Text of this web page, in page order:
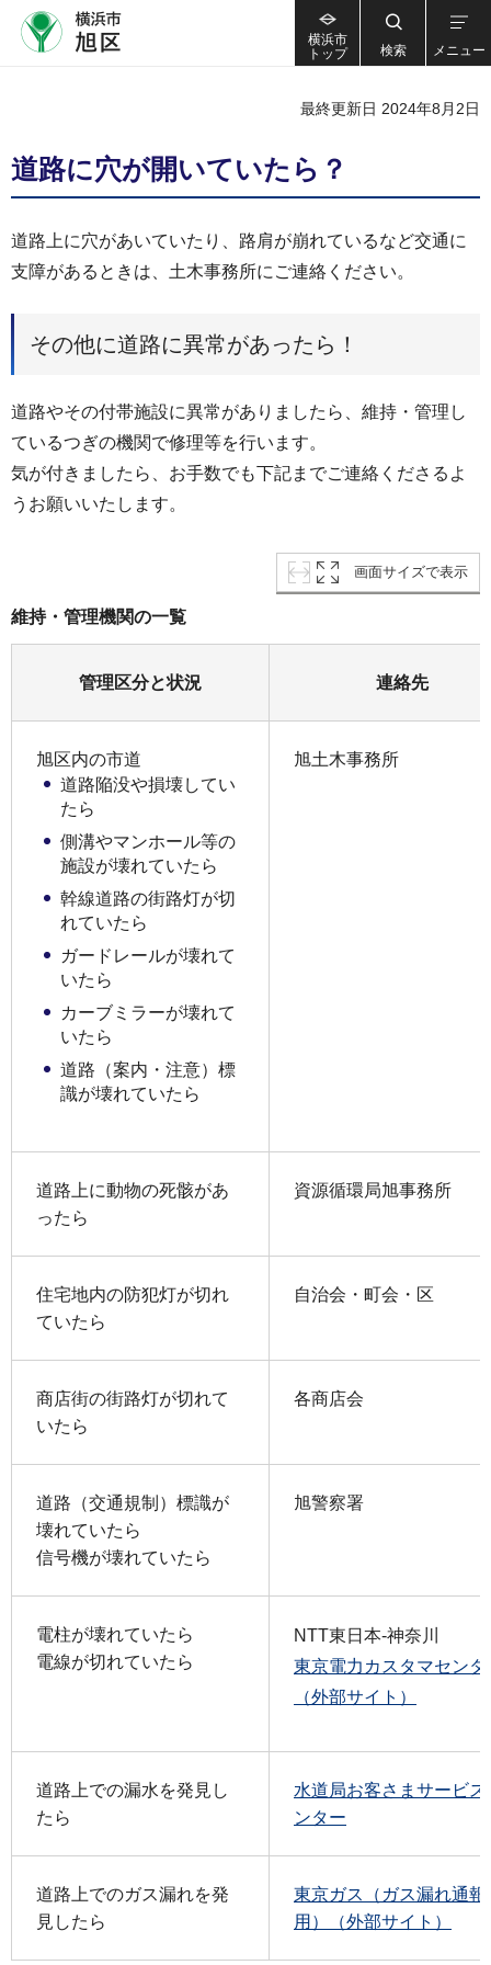
横浜市
トップ
検索 メニュー
最終更新日 2024年8月2日
道路に穴が開いていたら？
道路上に穴があいていたり、路肩が崩れているなど交通に
支障があるときは、土木事務所にご連絡ください。
その他に道路に異常があったら！
道路やその付帯施設に異常がありましたら、維持・管理し
ているつぎの機関で修理等を行います。
気が付きましたら、お手数でも下記までご連絡くださるよ
うお願いいたします。
画面サイズで表示
維持・管理機関の一覧
管理区分と状況 連絡先
旭区内の市道
道路陥没や損壊してい
たら
側溝やマンホール等の
施設が壊れていたら
幹線道路の街路灯が切
れていたら
ガードレールが壊れて
いたら
カーブミラーが壊れて
いたら
道路（案内・注意）標
識が壊れていたら
旭土木事務所
道路上に動物の死骸があ
ったら
資源循環局旭事務所
住宅地内の防犯灯が切れ
ていたら
自治会・町会・区
商店街の街路灯が切れて
いたら
各商店会
道路（交通規制）標識が
壊れていたら
信号機が壊れていたら
旭警察署
電柱が壊れていたら
電線が切れていたら
NTT東日本-神奈川
東京電力カスタマセンタ
（外部サイト）
道路上での漏水を発見し
たら
水道局お客さまサービス
ンター
道路上でのガス漏れを発
見したら
東京ガス（ガス漏れ通報
用）（外部サイト）